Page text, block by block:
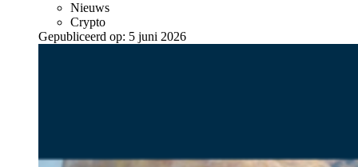
Nieuws
Crypto
Gepubliceerd op: 5 juni 2026